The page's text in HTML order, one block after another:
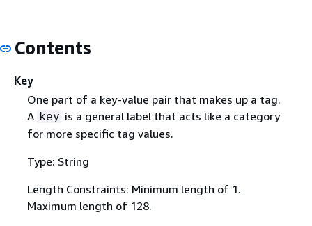
Contents
Key
One part of a key-value pair that makes up a tag.
A key is a general label that acts like a category
for more specific tag values.
Type: String
Length Constraints: Minimum length of 1.
Maximum length of 128.